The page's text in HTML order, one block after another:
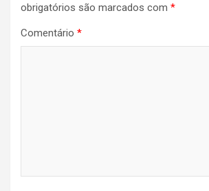
obrigatórios são marcados com *
Comentário *